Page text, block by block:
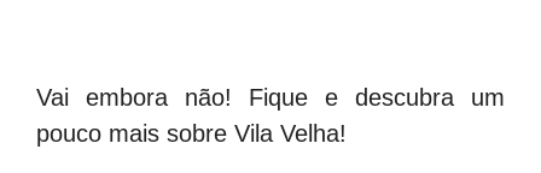
Vai embora não! Fique e descubra um
pouco mais sobre Vila Velha!